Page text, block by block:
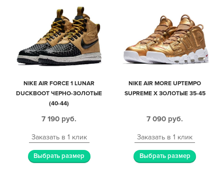
NIKE AIR FORCE 1 LUNAR
DUCKBOOT ЧЕРНО-ЗОЛОТЫЕ
(40-44)
7 190 руб.
Заказать в 1 клик
Выбрать размер
NIKE AIR MORE UPTEMPO
SUPREME X ЗОЛОТЫЕ 35-45
7 090 руб.
Заказать в 1 клик
Выбрать размер